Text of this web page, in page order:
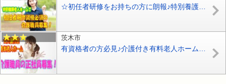
茨木市
有資格者の方必見♪介護付き有料老人ホームで介護職員の募集♪初任者研修をお持ちの方なら応募OK♪【茨木市】【正社員】【ID：1715-ib-h2-s-s】